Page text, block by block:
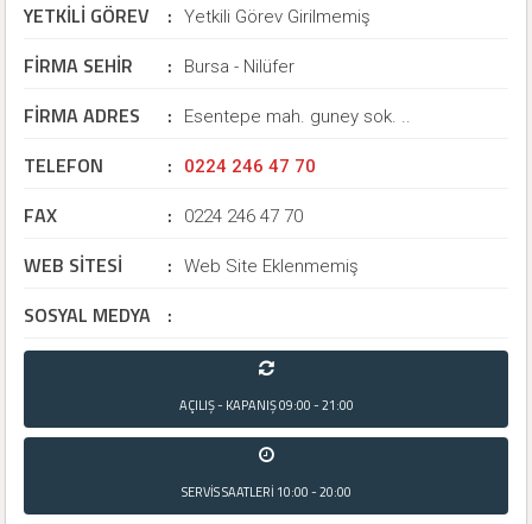
YETKİLİ GÖREV : Yetkili Görev Girilmemiş
FİRMA SEHİR : Bursa - Nilüfer
FİRMA ADRES : Esentepe mah. guney sok. ..
TELEFON : 0224 246 47 70
FAX : 0224 246 47 70
WEB SİTESİ : Web Site Eklenmemiş
SOSYAL MEDYA :
AÇILIŞ - KAPANIŞ09:00 - 21:00
SERVİS SAATLERİ 10:00 - 20:00